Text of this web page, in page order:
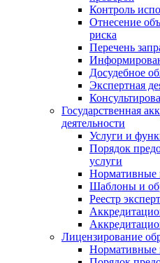
Контроль
Отнесение
риска
Перечень
Досудебное
Экспертная
Государственная
деятельности
Услуги и
Порядок
услуги
Нормативные
Шаблоны и
Реестр
Лицензирование
Нормативные